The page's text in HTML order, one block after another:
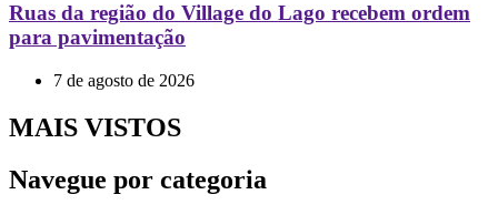
Ruas da região do Village do Lago recebem ordem
para pavimentação
7 de agosto de 2026
MAIS VISTOS
Navegue por categoria